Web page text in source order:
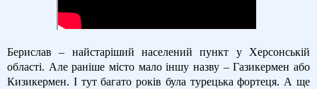
Берислав – найстаріший населений пункт у Херсонській
області. Але раніше місто мало іншу назву – Газикермен або
Кизикермен. І тут багато років була турецька фортеця. А ще